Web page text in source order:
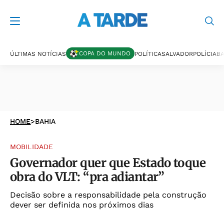
ÚLTIMAS NOTÍCIAS COPA DO MUNDO POLÍTICASALVADORPOLÍCIA
HOME>BAHIA
MOBILIDADE
Governador quer que Estado toque
obra do VLT: “pra adiantar”
Decisão sobre a responsabilidade pela construção
dever ser definida nos próximos dias